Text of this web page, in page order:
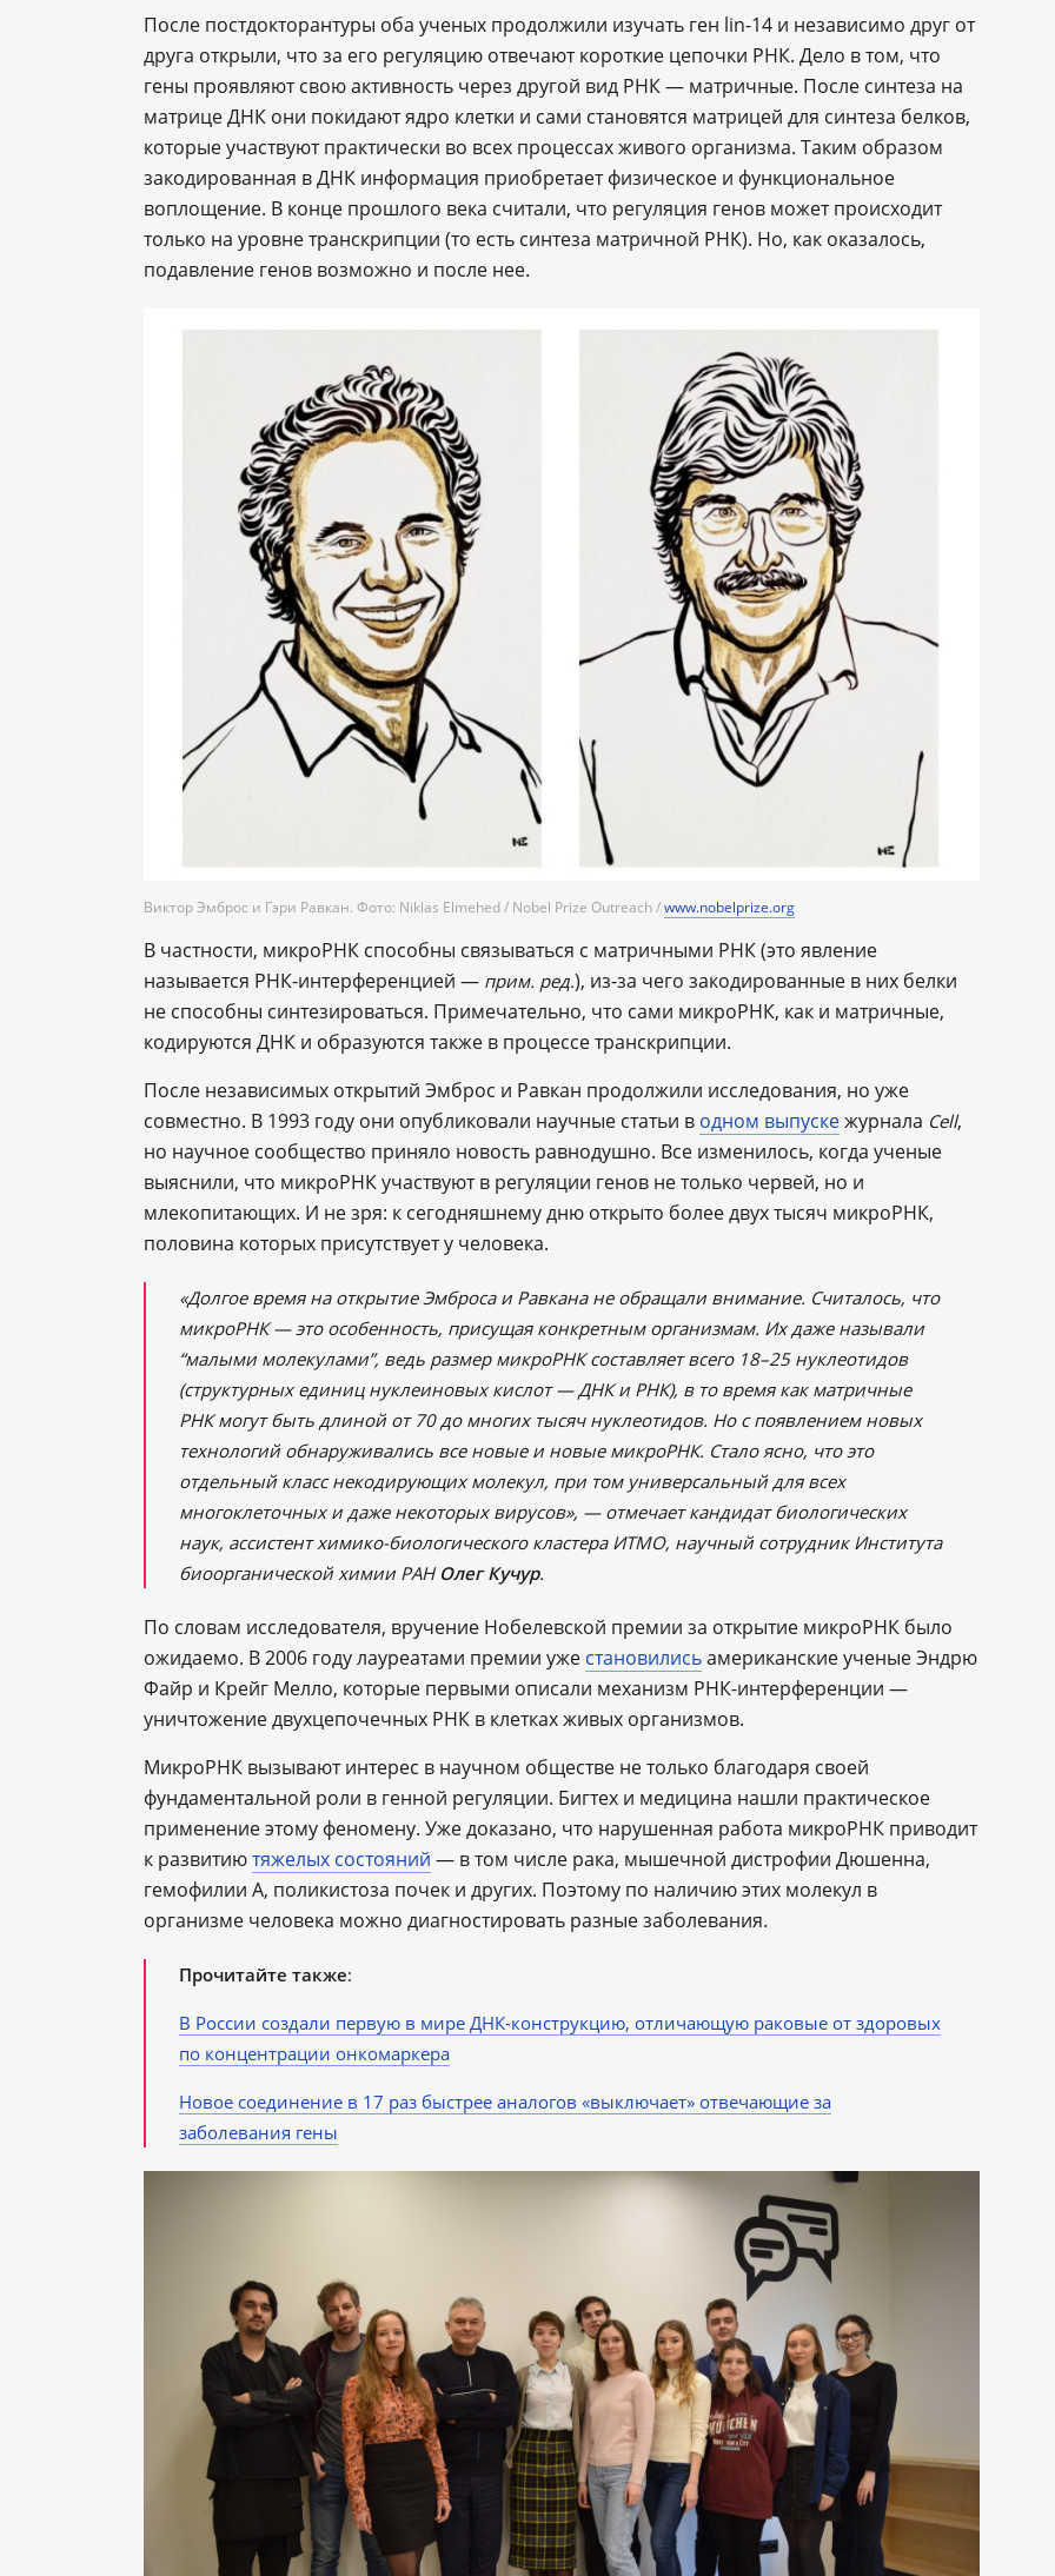
После постдокторантуры оба ученых продолжили изучать ген lin-14 и независимо друг от
друга открыли, что за его регуляцию отвечают короткие цепочки РНК. Дело в том, что
гены проявляют свою активность через другой вид РНК — матричные. После синтеза на
матрице ДНК они покидают ядро клетки и сами становятся матрицей для синтеза белков,
которые участвуют практически во всех процессах живого организма. Таким образом
закодированная в ДНК информация приобретает физическое и функциональное
воплощение. В конце прошлого века считали, что регуляция генов может происходит
только на уровне транскрипции (то есть синтеза матричной РНК). Но, как оказалось,
подавление генов возможно и после нее.
Виктор Эмброс и Гэри Равкан. Фото: Niklas Elmehed / Nobel Prize Outreach /www.nobelprize.org
В частности, микроРНК способны связываться с матричными РНК (это явление
называется РНК-интерференцией — прим. ред.), из-за чего закодированные в них белки
не способны синтезироваться. Примечательно, что сами микроРНК, как и матричные,
кодируются ДНК и образуются также в процессе транскрипции.
После независимых открытий Эмброс и Равкан продолжили исследования, но уже
совместно. В 1993 году они опубликовали научные статьи в одном выпускежурнала Cell,
но научное сообщество приняло новость равнодушно. Все изменилось, когда ученые
выяснили, что микроРНК участвуют в регуляции генов не только червей, но и
млекопитающих. И не зря: к сегодняшнему дню открыто более двух тысяч микроРНК,
половина которых присутствует у человека.
«Долгое время на открытие Эмброса и Равкана не обращали внимание. Считалось, что
микроРНК — это особенность, присущая конкретным организмам. Их даже называли
“малыми молекулами”, ведь размер микроРНК составляет всего 18–25 нуклеотидов
(структурных единиц нуклеиновых кислот ― ДНК и РНК), в то время как матричные
РНК могут быть длиной от 70 до многих тысяч нуклеотидов. Но с появлением новых
технологий обнаруживались все новые и новые микроРНК. Стало ясно, что это
отдельный класс некодирующих молекул, при том универсальный для всех
многоклеточных и даже некоторых вирусов», — отмечает кандидат биологических
наук, ассистент химико-биологического кластера ИТМО, научный сотрудник Института
биоорганической химии РАН Олег Кучур.
По словам исследователя, вручение Нобелевской премии за открытие микроРНК было
ожидаемо. В 2006 году лауреатами премии уже становилисьамериканские ученые Эндрю
Файр и Крейг Мелло, которые первыми описали механизм РНК-интерференции —
уничтожение двухцепочечных РНК в клетках живых организмов.
МикроРНК вызывают интерес в научном обществе не только благодаря своей
фундаментальной роли в генной регуляции. Бигтех и медицина нашли практическое
применение этому феномену. Уже доказано, что нарушенная работа микроРНК приводит
к развитиютяжелых состояний ― в том числе рака, мышечной дистрофии Дюшенна,
гемофилии А, поликистоза почек и других. Поэтому по наличию этих молекул в
организме человека можно диагностировать разные заболевания.
Прочитайте также:
В России создали первую в мире ДНК-конструкцию, отличающую раковые от здоровых
по концентрации онкомаркера
Новое соединение в 17 раз быстрее аналогов «выключает» отвечающие за
заболевания гены